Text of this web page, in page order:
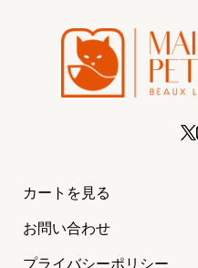
カートを見る
お問い合わせ
プライバシーポリシー